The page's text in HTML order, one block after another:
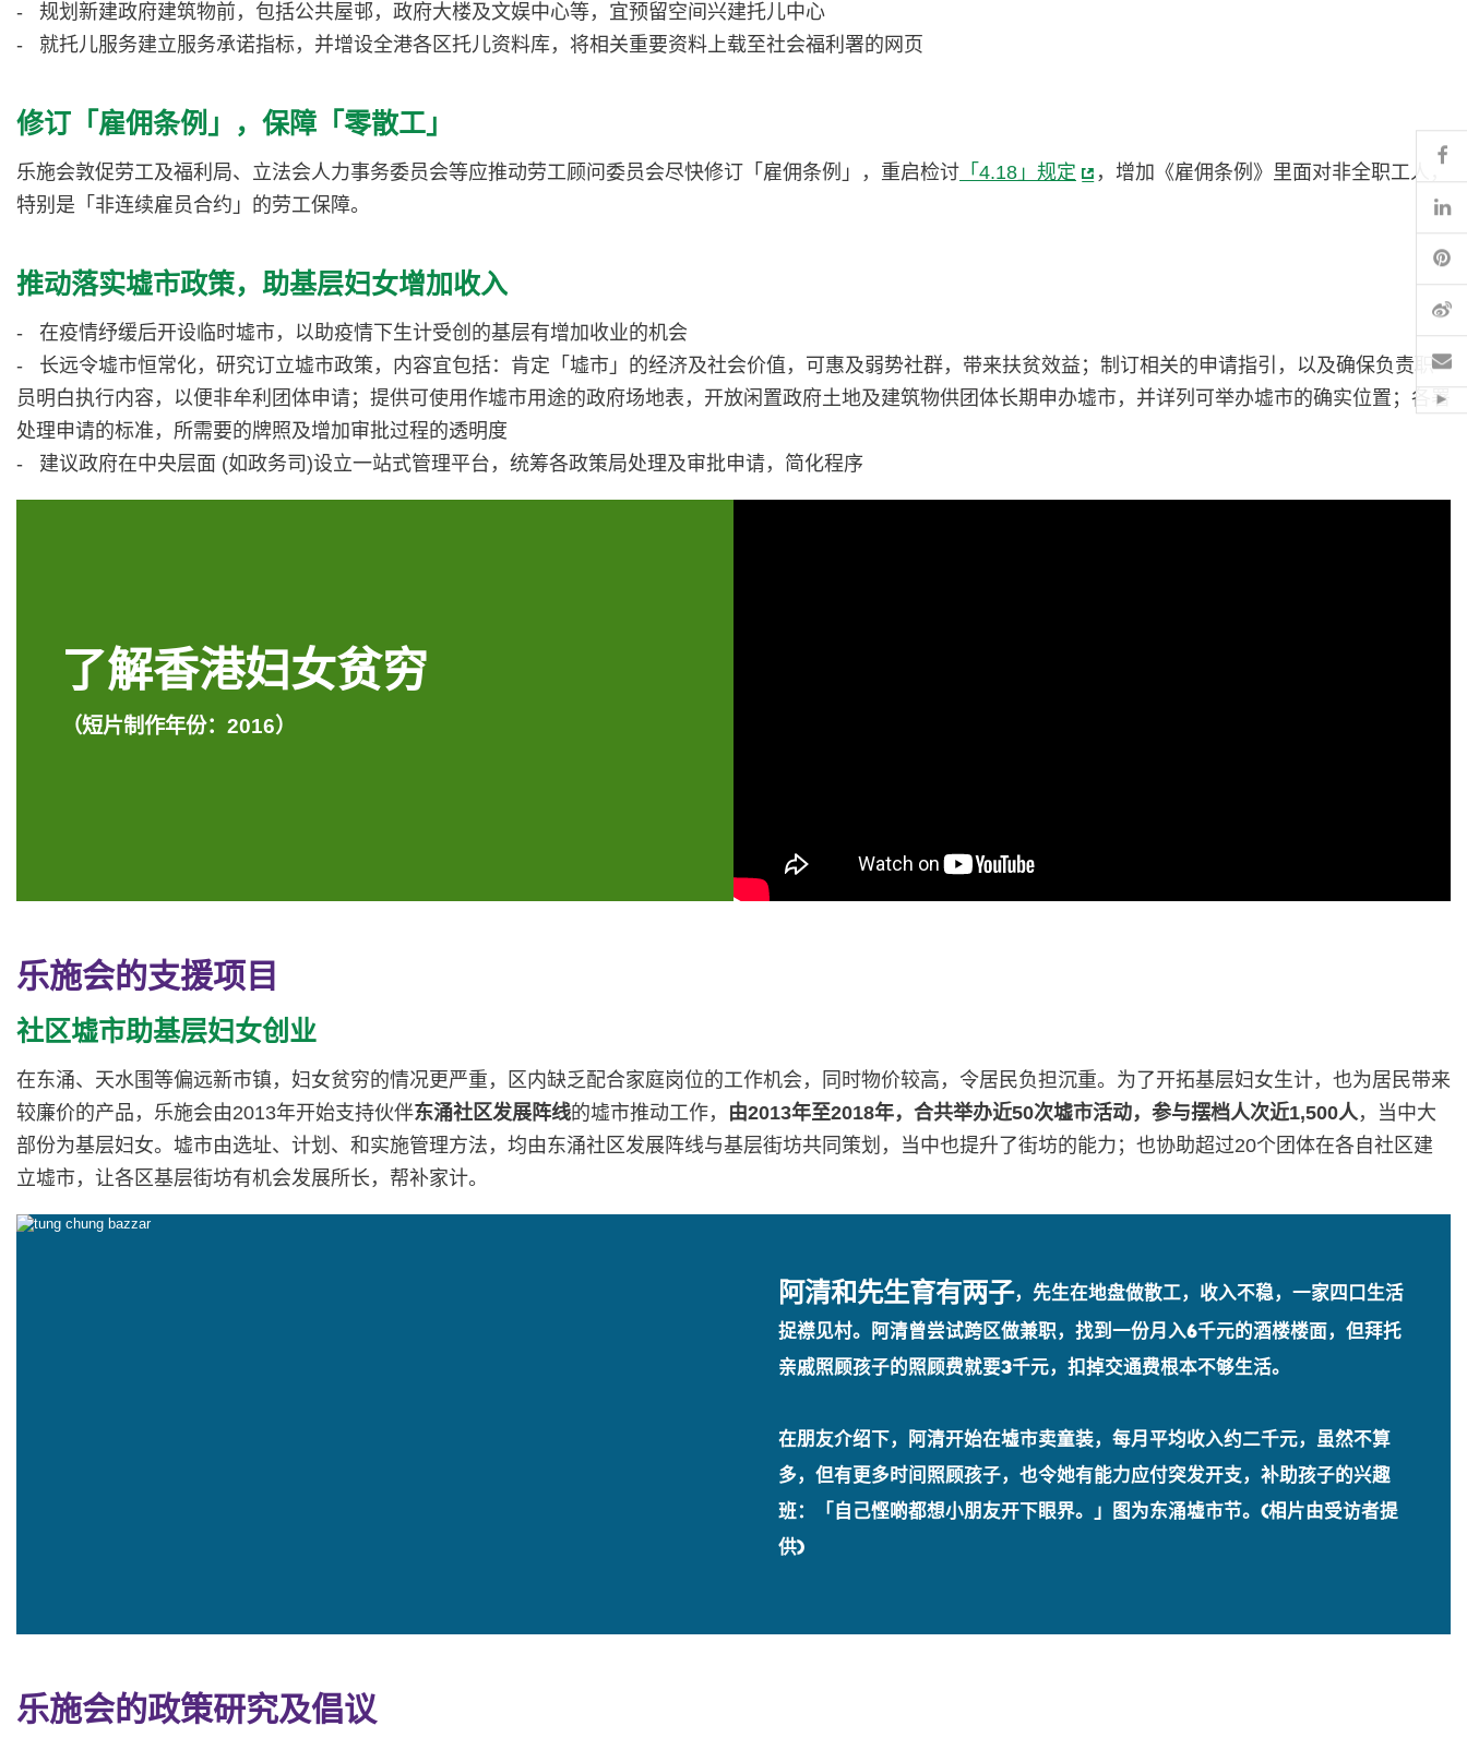
- 规划新建政府建筑物前，包括公共屋邨，政府大楼及文娱中心等，宜预留空间兴建托儿中心
- 就托儿服务建立服务承诺指标，并增设全港各区托儿资料库，将相关重要资料上载至社会福利署的网页
修订「雇佣条例」，保障「零散工」
乐施会敦促劳工及福利局、立法会人力事务委员会等应推动劳工顾问委员会尽快修订「雇佣条例」，重启检讨 「4.18」规定
，增加《雇佣条例》里面对非全职工人，
特别是「非连续雇员合约」的劳工保障。
推动落实墟市政策，助基层妇女增加收入
- 在疫情纾缓后开设临时墟市，以助疫情下生计受创的基层有增加收业的机会
- 长远令墟市恒常化，研究订立墟市政策，内容宜包括：肯定「墟市」的经济及社会价值，可惠及弱势社群，带来扶贫效益；制订相关的申请指引，以及确保负责职
员明白执行内容，以便非牟利团体申请；提供可使用作墟市用途的政府场地表，开放闲置政府土地及建筑物供团体长期申办墟市，并详列可举办墟市的确实位置；各署
处理申请的标准，所需要的牌照及增加审批过程的透明度
- 建议政府在中央层面 (如政务司)设立一站式管理平台，统筹各政策局处理及审批申请，简化程序
了解香港妇女贫穷
（短片制作年份：2016）
乐施会的支援项目
社区墟市助基层妇女创业
在东涌、天水围等偏远新市镇，妇女贫穷的情况更严重，区内缺乏配合家庭岗位的工作机会，同时物价较高，令居民负担沉重。为了开拓基层妇女生计，也为居民带来
较廉价的产品，乐施会由2013年开始支持伙伴东涌社区发展阵线的墟市推动工作， 由2013年至2018年，合共举办近50次墟市活动，参与摆档人次近1,500人，当中大
部份为基层妇女。墟市由选址、计划、和实施管理方法，均由东涌社区发展阵线与基层街坊共同策划，当中也提升了街坊的能力；也协助超过20个团体在各自社区建
立墟市，让各区基层街坊有机会发展所长，帮补家计。
阿清和先生育有两子，先生在地盘做散工，收入不稳，一家四口生活
捉襟见村。阿清曾尝试跨区做兼职，找到一份月入6千元的酒楼楼面，但拜托
亲戚照顾孩子的照顾费就要3千元，扣掉交通费根本不够生活。
在朋友介绍下，阿清开始在墟市卖童装，每月平均收入约二千元，虽然不算
多，但有更多时间照顾孩子，也令她有能力应付突发开支，补助孩子的兴趣
班：「自己悭啲都想小朋友开下眼界。」图为东涌墟市节。(相片由受访者提
供)
乐施会的政策研究及倡议